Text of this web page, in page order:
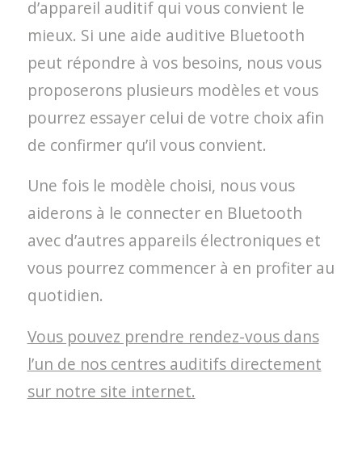
d’appareil auditif qui vous convient le
mieux. Si une aide auditive Bluetooth
peut répondre à vos besoins, nous vous
proposerons plusieurs modèles et vous
pourrez essayer celui de votre choix afin
de confirmer qu’il vous convient.
Une fois le modèle choisi, nous vous
aiderons à le connecter en Bluetooth
avec d’autres appareils électroniques et
vous pourrez commencer à en profiter au
quotidien.
Vous pouvez prendre rendez-vous dans
l’un de nos centres auditifs directement
sur notre site internet.